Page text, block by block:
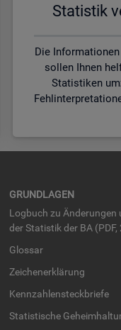
Sta­tis­tik
Die
sollen Ihnen
Statistiken
GRUND­LA­GEN
Log­buch zu Än­de­run­gen
der Sta­tis­tik der BA (PDF,
Glos­sar
Zei­chen­er­klä­rung
Kenn­zah­len­steck­brie­fe
Sta­tis­ti­sche